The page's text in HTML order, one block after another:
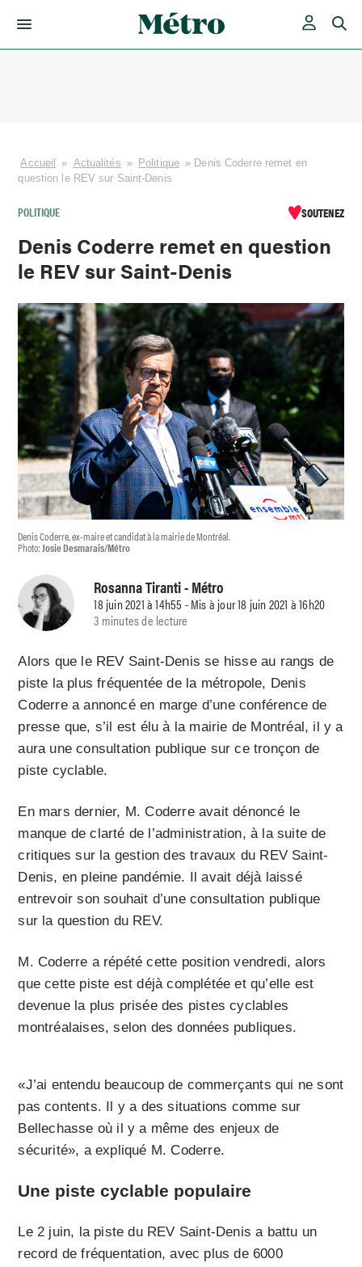
Accueil » Actualités » Politique » Denis Coderre remet en
question le REV sur Saint-Denis
POLITIQUE SOUTENEZ
Denis Coderre remet en question
le REV sur Saint-Denis
Denis Coderre, ex-maire et candidat à la mairie de Montréal.
Photo:Josie Desmarais/Métro
Rosanna Tiranti- Métro
18 juin 2021 à 14h55 - Mis à jour 18 juin 2021 à 16h20
3 minutes de lecture
Alors que le REV Saint-Denis se hisse au rangs de
piste la plus fréquentée de la métropole, Denis
Coderre a annoncé en marge d’une conférence de
presse que, s’il est élu à la mairie de Montréal, il y a
aura une consultation publique sur ce tronçon de
piste cyclable.
En mars dernier, M. Coderre avait dénoncé le
manque de clarté de l’administration, à la suite de
critiques sur la gestion des travaux du REV Saint-
Denis, en pleine pandémie. Il avait déjà laissé
entrevoir son souhait d’une consultation publique
sur la question du REV.
M. Coderre a répété cette position vendredi, alors
que cette piste est déjà complétée et qu’elle est
devenue la plus prisée des pistes cyclables
montréalaises, selon des données publiques.
«J’ai entendu beaucoup de commerçants qui ne sont
pas contents. Il y a des situations comme sur
Bellechasse où il y a même des enjeux de
sécurité», a expliqué M. Coderre.
Une piste cyclable populaire
Le 2 juin, la piste du REV Saint-Denis a battu un
record de fréquentation, avec plus de 6000